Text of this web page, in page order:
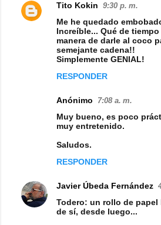
Tito Kokin 9:30 p. m.
Me he quedado
Increíble... Qué de
manera de darle al coco
semejante cadena!!
Simplemente GENIAL!
RESPONDER
Anónimo 7:08 a. m.
Muy bueno, es poco
muy entretenido.
Saludos.
RESPONDER
Javier Úbeda Fernández
Todero: un rollo de
de sí, desde luego...